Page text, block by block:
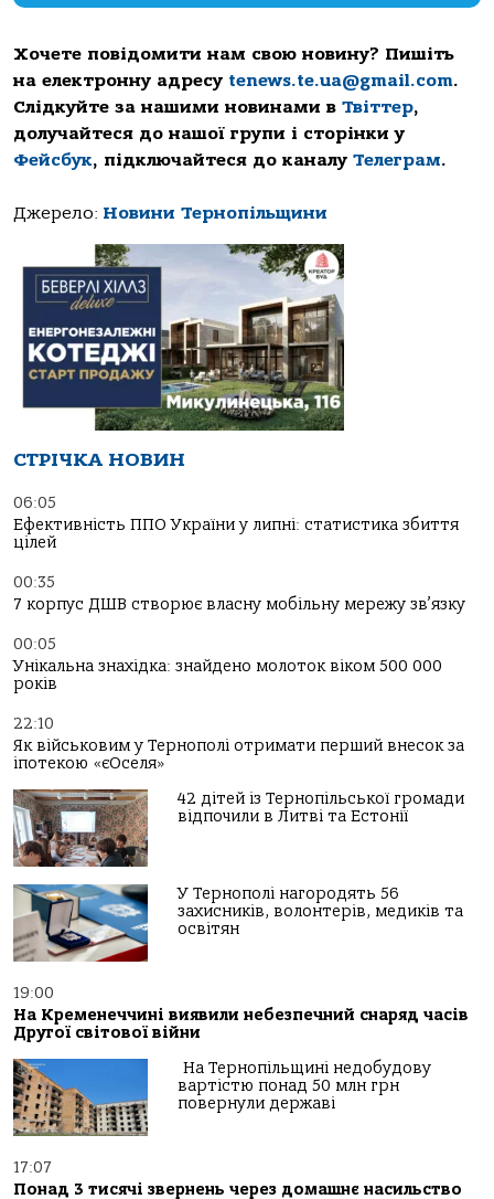
Хочете повідомити нам свою новину? Пишіть
на електронну адресу tenews.te.ua@gmail.com.
Слідкуйте за нашими новинами в Твіттер,
долучайтеся до нашої групи і сторінки у
Фейсбук, підключайтеся до каналу Телеграм.
Джерело: Новини Тернопільщини
СТРІЧКА НОВИН
06:05
Ефективність ППО України у липні: статистика збиття
цілей
00:35
7 корпус ДШВ створює власну мобільну мережу зв’язку
00:05
Унікальна знахідка: знайдено молоток віком 500 000
років
22:10
Як військовим у Тернополі отримати перший внесок за
іпотекою «єОселя»
42 дітей із Тернопільської громади
відпочили в Литві та Естонії
У Тернополі нагородять 56
захисників, волонтерів, медиків та
освітян
19:00
На Кременеччині виявили небезпечний снаряд часів
Другої світової війни
На Тернопільщині недобудову
вартістю понад 50 млн грн
повернули державі
17:07
Понад 3 тисячі звернень через домашнє насильство